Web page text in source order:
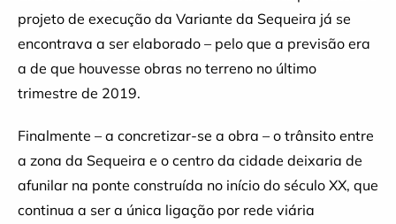
projeto de execução da Variante da Sequeira já se
encontrava a ser elaborado – pelo que a previsão era
a de que houvesse obras no terreno no último
trimestre de 2019.
Finalmente – a concretizar-se a obra – o trânsito entre
a zona da Sequeira e o centro da cidade deixaria de
afunilar na ponte construída no início do século XX, que
continua a ser a única ligação por rede viária